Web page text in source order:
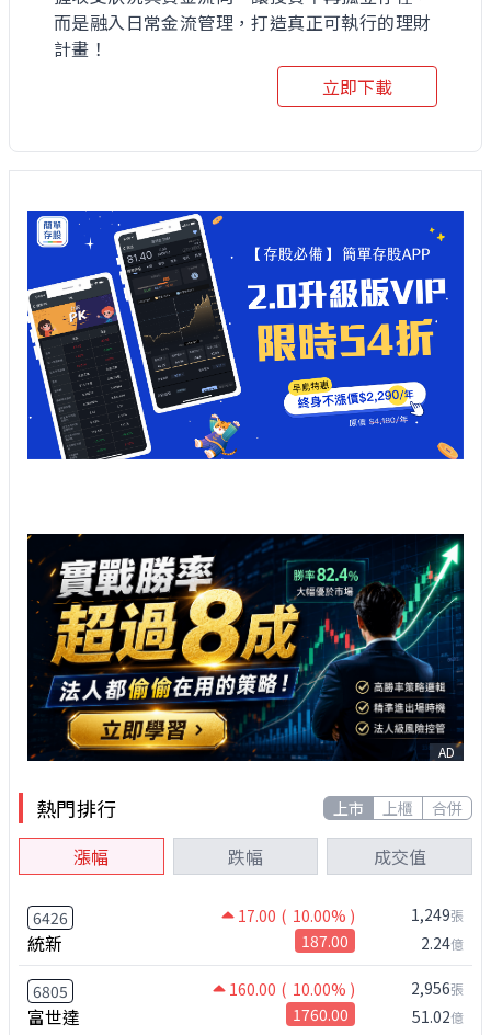
而是融入日常金流管理，打造真正可執行的理財
計畫！
立即下載
AD
熱門排行 上市 上櫃 合併
漲幅 跌幅 成交值
6426 17.00 ( 10.00% )
統新 187.00
1,249張
2.24億
6805 160.00 ( 10.00% )
富世達 1760.00
2,956張
51.02億